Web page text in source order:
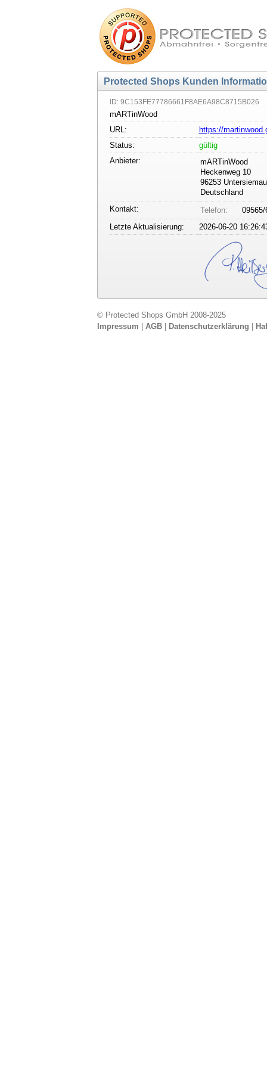
Protected Shops Kunden
ID: 9C153FE77786661F8AE6A98C8715B026
mARTinWood
URL:
https://
Status:
gültig
Anbieter:
mARTinWood
Heckenweg 10
96253 Untersiemau
Deutschland
Kontakt:
Telefon:
09565/
Letzte Aktualisierung:
2026-06-20
© Protected Shops GmbH 2008-2025
Impressum
AGB Datenschutzerklärung